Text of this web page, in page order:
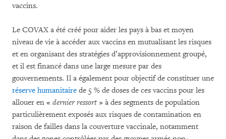
vaccins.
Le COVAX a été créé pour aider les pays à bas et moyen
niveau de vie à accéder aux vaccins en mutualisant les risques
et en organisant des stratégies d’approvisionnement groupé,
et il est financé dans une large mesure par des
gouvernements. Il a également pour objectif de constituer une
réserve humanitaire de 5 % de doses de ces vaccins pour les
allouer en « dernier ressort » à des segments de population
particulièrement exposés aux risques de contamination en
raison de failles dans la couverture vaccinale, notamment